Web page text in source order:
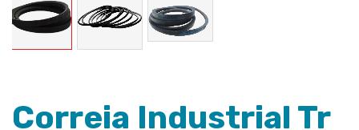
Correia Industrial Tr